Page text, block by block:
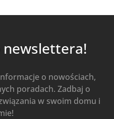
newslettera!
o nowościach,
poradach. Zadbaj o
w swoim domu i